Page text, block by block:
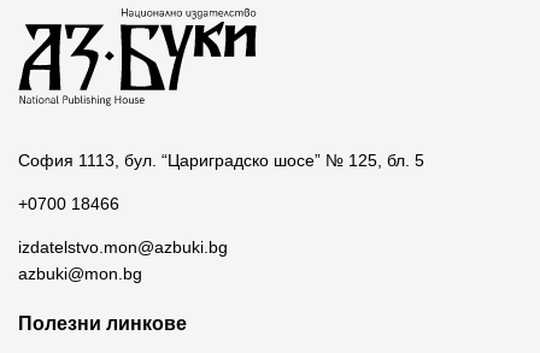
София 1113, бул. “Цариградско шосе” № 125, бл. 5
+0700 18466
izdatelstvo.mon@azbuki.bg
azbuki@mon.bg
Полезни линкове